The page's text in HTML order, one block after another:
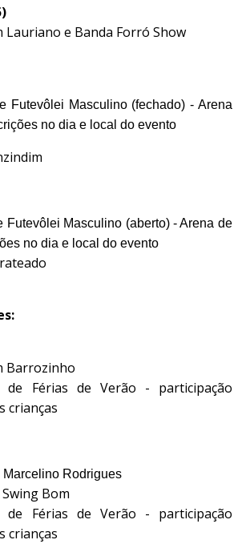
Lauriano e Banda Forró Show
Futevôlei Masculino (fechado) - Arena
no dia e local do evento
Futevôlei Masculino (aberto) - Arena de
no dia e local do evento
Barrozinho
de Férias de Verão - participação
crianças
Marcelino Rodrigues
Bom
de Férias de Verão - participação
crianças